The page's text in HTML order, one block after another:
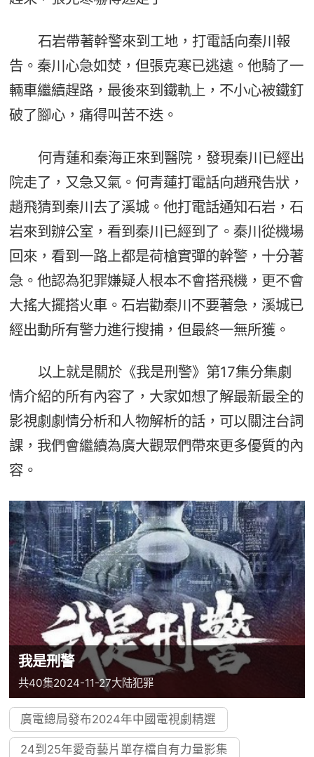
石岩帶著幹警來到工地，打電話向秦川報
告。秦川心急如焚，但張克寒已逃遠。他騎了一
輛車繼續趕路，最後來到鐵軌上，不小心被鐵釘
破了腳心，痛得叫苦不迭。
何青蓮和秦海正來到醫院，發現秦川已經出
院走了，又急又氣。何青蓮打電話向趙飛告狀，
趙飛猜到秦川去了溪城。他打電話通知石岩，石
岩來到辦公室，看到秦川已經到了。秦川從機場
回來，看到一路上都是荷槍實彈的幹警，十分著
急。他認為犯罪嫌疑人根本不會搭飛機，更不會
大搖大擺搭火車。石岩勸秦川不要著急，溪城已
經出動所有警力進行搜捕，但最終一無所獲。
以上就是關於《我是刑警》第17集分集劇
情介紹的所有內容了，大家如想了解最新最全的
影視劇劇情分析和人物解析的話，可以關注台詞
課，我們會繼續為廣大觀眾們帶來更多優質的內
容。
我是刑警
共40集2024-11-27大陆犯罪
廣電總局發布2024年中國電視劇精選
24到25年愛奇藝片單存檔自有力量影集